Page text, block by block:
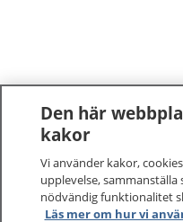
Den här
kakor
Vi använder kakor,
upplevelse,
nödvändig funktionalitet
Läs mer om hur vi